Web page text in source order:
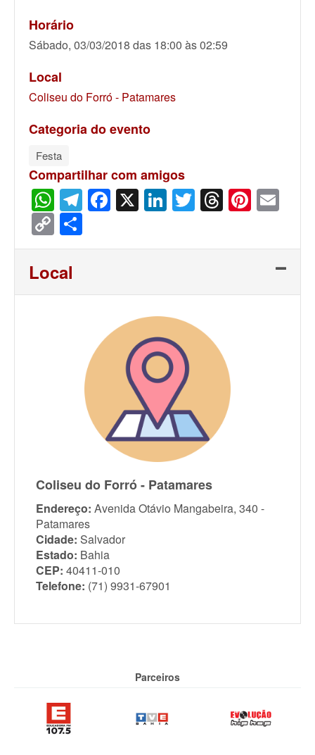
Horário
Sábado, 03/03/2018 das 18:00 às 02:59
Local
Coliseu do Forró - Patamares
Categoria do evento
Festa
Compartilhar com amigos
WhatsApp
Telegram
Facebook
X LinkedIn
Twitter
Threads
Copy
Link
Local
Coliseu do Forró - Patamares
Endereço: Avenida Otávio Mangabeira, 340 -
Patamares
Cidade: Salvador
Estado: Bahia
CEP: 40411-010
Telefone: (71) 9931-67901
Parceiros